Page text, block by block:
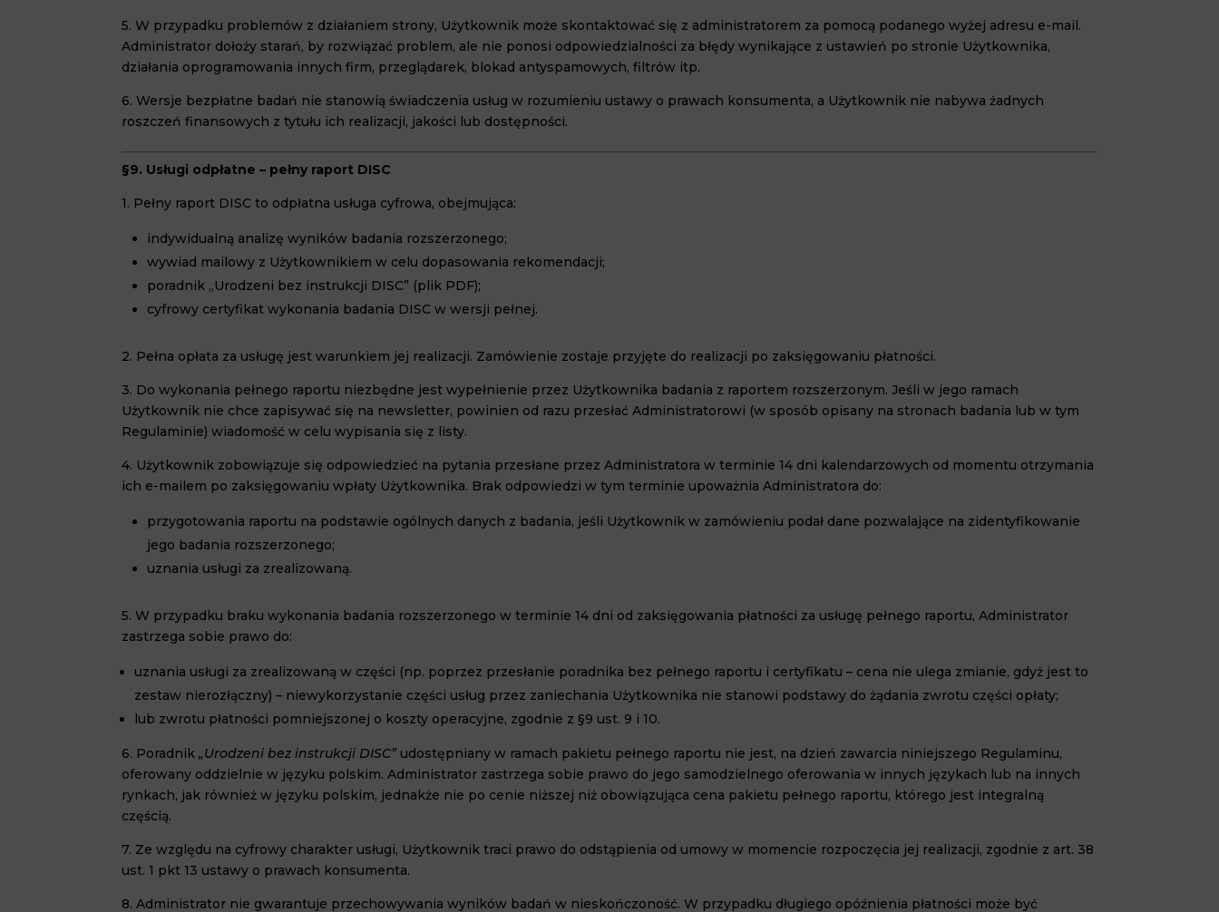
5. W przypadku problemów z działaniem strony, Użytkownik może skontaktować się z administratorem za pomocą podanego wyżej adresu e-mail.
Administrator dołoży starań, by rozwiązać problem, ale nie ponosi odpowiedzialności za błędy wynikające z ustawień po stronie Użytkownika,
działania oprogramowania innych firm, przeglądarek, blokad antyspamowych, filtrów itp.
6. Wersje bezpłatne badań nie stanowią świadczenia usług w rozumieniu ustawy o prawach konsumenta, a Użytkownik nie nabywa żadnych
roszczeń finansowych z tytułu ich realizacji, jakości lub dostępności.
§9. Usługi odpłatne – pełny raport DISC
1. Pełny raport DISC to odpłatna usługa cyfrowa, obejmująca:
indywidualną analizę wyników badania rozszerzonego;
wywiad mailowy z Użytkownikiem w celu dopasowania rekomendacji;
poradnik „Urodzeni bez instrukcji DISC” (plik PDF);
cyfrowy certyfikat wykonania badania DISC w wersji pełnej.
2. Pełna opłata za usługę jest warunkiem jej realizacji. Zamówienie zostaje przyjęte do realizacji po zaksięgowaniu płatności.
3. Do wykonania pełnego raportu niezbędne jest wypełnienie przez Użytkownika badania z raportem rozszerzonym. Jeśli w jego ramach
Użytkownik nie chce zapisywać się na newsletter, powinien od razu przesłać Administratorowi (w sposób opisany na stronach badania lub w tym
Regulaminie) wiadomość w celu wypisania się z listy.
4. Użytkownik zobowiązuje się odpowiedzieć na pytania przesłane przez Administratora w terminie 14 dni kalendarzowych od momentu otrzymania
ich e-mailem po zaksięgowaniu wpłaty Użytkownika. Brak odpowiedzi w tym terminie upoważnia Administratora do:
przygotowania raportu na podstawie ogólnych danych z badania, jeśli Użytkownik w zamówieniu podał dane pozwalające na zidentyfikowanie
jego badania rozszerzonego;
uznania usługi za zrealizowaną.
5.W przypadku braku wykonania badania rozszerzonego w terminie 14 dni od zaksięgowania płatności za usługę pełnego raportu, Administrator
zastrzega sobie prawo do:
uznania usługi za zrealizowaną w części (np. poprzez przesłanie poradnika bez pełnego raportu i certyfikatu – cena nie ulega zmianie, gdyż jest to
zestaw nierozłączny) – niewykorzystanie części usług przez zaniechania Użytkownika nie stanowi podstawy do żądania zwrotu części opłaty;
lub zwrotu płatności pomniejszonej o koszty operacyjne, zgodnie z §9 ust. 9 i 10.
6. Poradnik„Urodzeni bez instrukcji DISC” udostępniany w ramach pakietu pełnego raportu nie jest, na dzień zawarcia niniejszego Regulaminu,
oferowany oddzielnie w języku polskim. Administrator zastrzega sobie prawo do jego samodzielnego oferowania w innych językach lub na innych
rynkach, jak również w języku polskim, jednakże nie po cenie niższej niż obowiązująca cena pakietu pełnego raportu, którego jest integralną
częścią.
7. Ze względu na cyfrowy charakter usługi, Użytkownik traci prawo do odstąpienia od umowy w momencie rozpoczęcia jej realizacji, zgodnie z art. 38
ust. 1 pkt 13 ustawy o prawach konsumenta.
8. Administrator nie gwarantuje przechowywania wyników badań w nieskończoność. W przypadku długiego opóźnienia płatności może być